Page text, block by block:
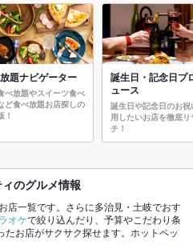
題ナビゲーター
べ放題やスイーツ食べ
ど食べ放題お店探しの
！
誕生日・記念日プ
ュース
誕生日や記念日のお祝
用したいお店を徹底リ
チ！
のグルメ情報
店一覧です。さらに多治見・土岐でおす
オケで絞り込んだり、予算やこだわり条
お店がサクサク探せます。ホットペッ